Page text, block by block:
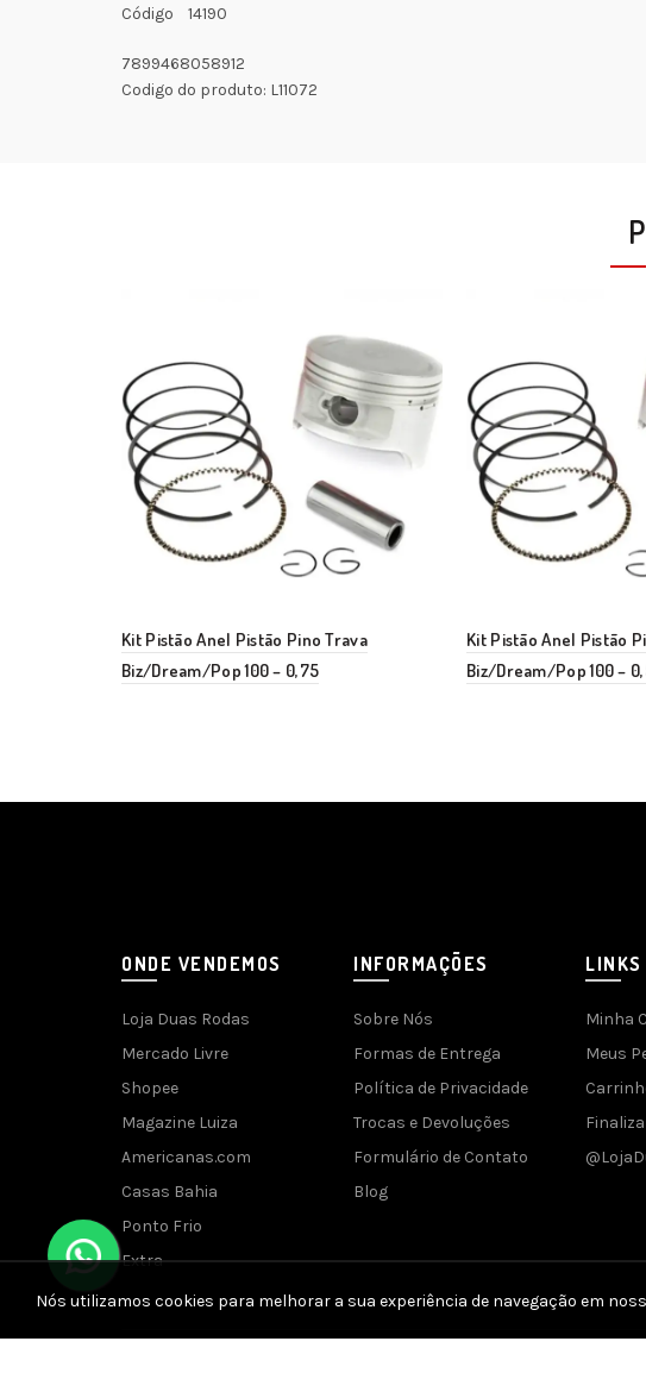
Código 14190
7899468058912
Codigo do produto: L11072
Kit Pistão Anel Pistão Pino Trava
Biz/Dream/Pop 100 – 0,75
Kit Pistão Anel Pistão
Biz/Dream/Pop 100 –
ONDE VENDEMOS
Loja Duas Rodas
Mercado Livre
Shopee
Magazine Luiza
Americanas.com
Casas Bahia
Ponto Frio
Extra
INFORMAÇÕES
Sobre Nós
Formas de Entrega
Política de Privacidade
Trocas e Devoluções
Formulário de Contato
Blog
LINKS
Minha
Meus
Nós utilizamos cookies para melhorar a sua experiência de navegação em